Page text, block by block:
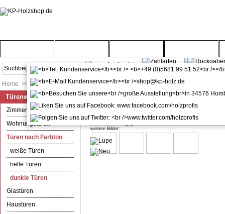
Home >> Türenwelt >> Türen nach Farbton >> dunkle Türen
Zimmertür anthrazit mit Zarge
weitere Bilder:
Türenwelt
Zimmertüren
Wohnungstüren
Türen nach Farbton
weiße Türen
helle Türen
dunkle Türen
Glastüren
Haustüren